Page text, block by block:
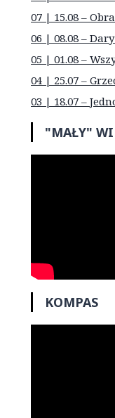
07 | 15.08 –
06 | 08.08 –
05 | 01.08 –
04 | 25.07 –
03 | 18.07 –
"MAŁY"
KOMPAS